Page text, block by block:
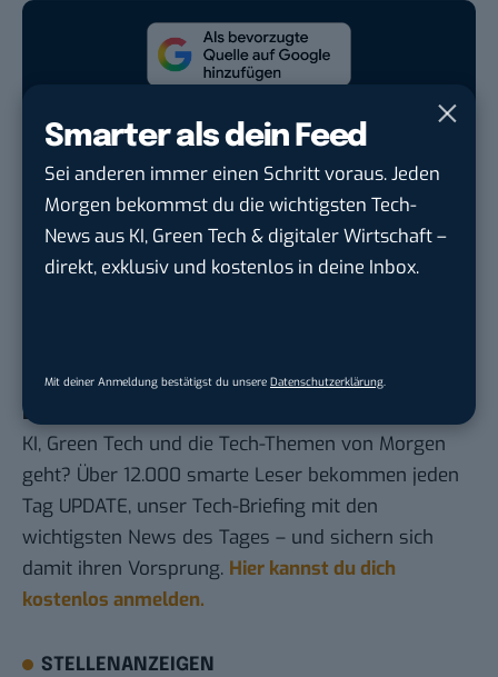
Smarter als dein Feed
Sei anderen immer einen Schritt voraus. Jeden
Morgen bekommst du die wichtigsten Tech-
News aus KI, Green Tech & digitaler Wirtschaft –
direkt, exklusiv und kostenlos in deine Inbox.
Mit deiner Anmeldung bestätigst du unsere Datenschutzerklärung
welche Quellen du in der Suche häufiger
Quelle hinzufügen und damit unabhängigen
Tech-Journalismus unterstützen. Vielen Dank!
Du möchtest nicht abgehängt werden
KI, Green Tech und die Tech-Themen von Morgen
geht? Über 12.000 smarte Leser bekommen jeden
Tag UPDATE, unser Tech-Briefing mit den
wichtigsten News des Tages – und sichern sich
damit ihren Vorsprung. Hier kannst du dich
kostenlos anmelden.
STELLENANZEIGEN